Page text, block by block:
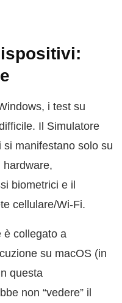
i test su
Il Simulatore
manifestano solo su
hardware,
biometrici e il
cellulare/Wi-Fi.
è collegato a
su macOS (in
questa
non “vedere” il